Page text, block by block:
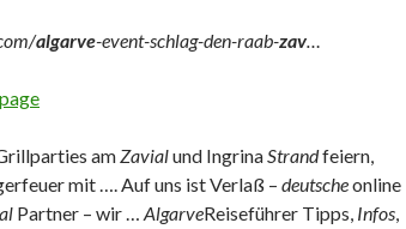
algarve-event-schlag-den-raab-zav…
amZavialund IngrinaStrandfeiern,
mit …. Auf uns ist Verlaß – deutscheonline
Partner – wir … AlgarveReiseführer Tipps, Infos,